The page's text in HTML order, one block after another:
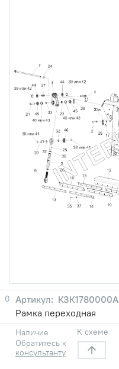
0
КЗК1780000А
Рамка переходная
Наличие
Обратитесь к
консультанту
К схеме